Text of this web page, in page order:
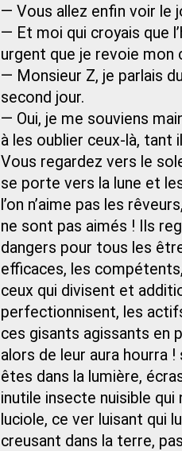
— Vous allez enfin voir le
— Et moi qui croyais que
urgent que je revoie mon
— Monsieur Z, je parlais
second jour.
— Oui, je me souviens
à les oublier ceux-là, tant
Vous regardez vers le
se porte vers la lune et
l’on n’aime pas les
ne sont pas aimés ! Ils
dangers pour tous les
efficaces, les
ceux qui divisent et
perfectionnisent, les
ces gisants agissants en
alors de leur aura hourra
êtes dans la lumière,
inutile insecte nuisible qui
luciole, ce ver luisant qui
creusant dans la terre,